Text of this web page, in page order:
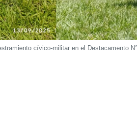
cívico-militar en el Destacamento